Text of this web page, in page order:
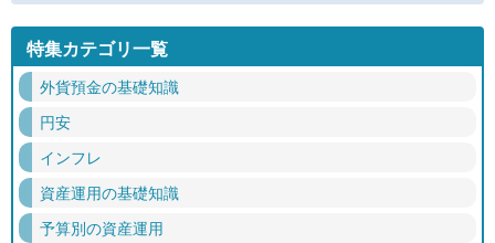
特集カテゴリ一覧
外貨預金の基礎知識
円安
インフレ
資産運用の基礎知識
予算別の資産運用